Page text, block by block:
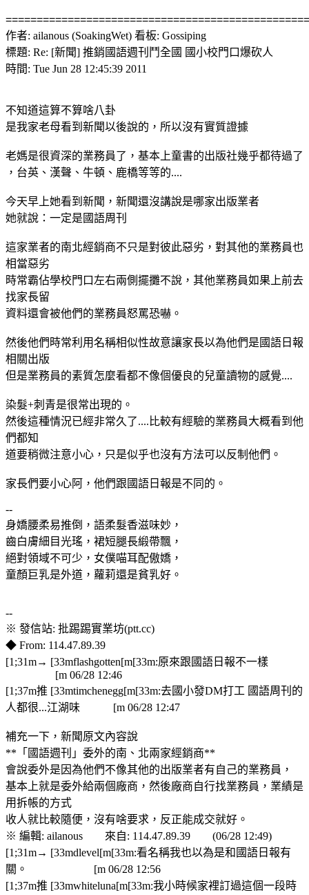
作者: ailanous (SoakingWet) 看板: Gossiping
標題: Re: [新聞] 推銷國語週刊鬥全國 國小校門口爆砍人
時間: Tue Jun 28 12:45:39 2011
不知道這算不算啥八卦
是我家老母看到新聞以後說的，所以沒有實質證據
老媽是很資深的業務員了，基本上童書的出版社幾乎都待過了
，台英、漢聲、牛頓、鹿橋等等的....
今天早上她看到新聞，新聞還沒講說是哪家出版業者
她就說：一定是國語周刊
這家業者的南北經銷商不只是對彼此惡劣，對其他的業務員也
相當惡劣
時常霸佔學校門口左右兩側擺攤不說，其他業務員如果上前去
找家長留
資料還會被他們的業務員怒罵恐嚇。
然後他們時常利用名稱相似性故意讓家長以為他們是國語日報
相關出版
但是業務員的素質怎麼看都不像個優良的兒童讀物的感覺....
染髮+刺青是很常出現的。
然後這種情況已經非常久了....比較有經驗的業務員大概看到他
們都知
道要稍微注意小心，只是似乎也沒有方法可以反制他們。
家長們要小心阿，他們跟國語日報是不同的。
--
身嬌腰柔易推倒，語柔髮香滋味妙，
齒白膚細目光瑤，裙短腿長緞帶飄，
絕對領域不可少，女僕喵耳配傲嬌，
童顏巨乳是外道，蘿莉還是貧乳好。
--
※ 發信站: 批踢踢實業坊(ptt.cc)
◆ From: 114.47.89.39
[1;31m→ [33mflashgotten[m[33m:原來跟國語日報不一樣
[m 06/28 12:46
[1;37m推 [33mtimchenegg[m[33m:去國小發DM打工 國語周刊的
人都很...江湖味 [m 06/28 12:47
補充一下，新聞原文內容說
**「國語週刊」委外的南、北兩家經銷商**
會說委外是因為他們不像其他的出版業者有自己的業務員，
基本上就是委外給兩個廠商，然後廠商自行找業務員，業績是
用拆帳的方式
收人就比較隨便，沒有啥要求，反正能成交就好。
※ 編輯: ailanous 來自: 114.47.89.39 (06/28 12:49)
[1;31m→ [33mdlevel[m[33m:看名稱我也以為是和國語日報有
關。 [m 06/28 12:56
[1;37m推 [33mwhiteluna[m[33m:我小時候家裡訂過這個一段時